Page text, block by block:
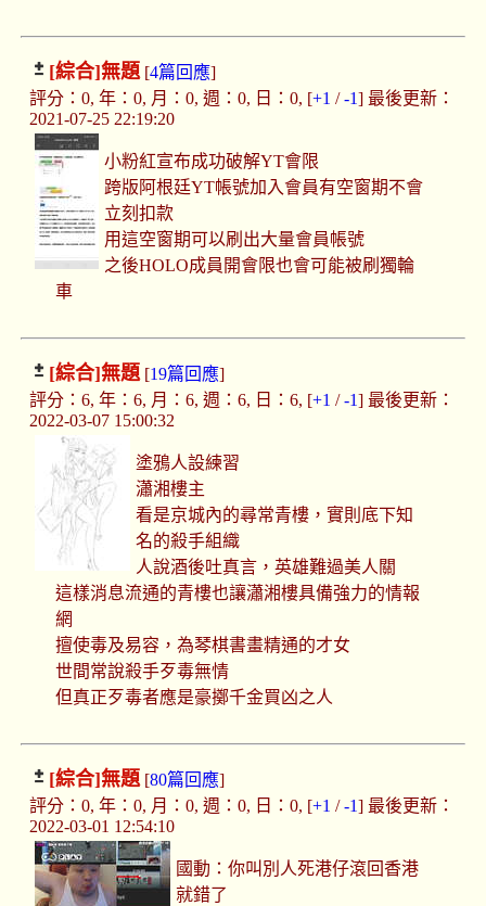
[綜合]無題[4篇回應]
評分：0, 年：0, 月：0, 週：0, 日：0, [+1 /-1] 最後更新：
2021-07-25 22:19:20
小粉紅宣布成功破解YT會限
跨版阿根廷YT帳號加入會員有空窗期不會
立刻扣款
用這空窗期可以刷出大量會員帳號
之後HOLO成員開會限也會可能被刷獨輪
車
[綜合]無題[19篇回應]
評分：6, 年：6, 月：6, 週：6, 日：6, [+1 /-1] 最後更新：
2022-03-07 15:00:32
塗鴉人設練習
瀟湘樓主
看是京城內的尋常青樓，實則底下知
名的殺手組織
人說酒後吐真言，英雄難過美人關
這樣消息流通的青樓也讓瀟湘樓具備強力的情報
網
擅使毒及易容，為琴棋書畫精通的才女
世間常說殺手歹毒無情
但真正歹毒者應是豪擲千金買凶之人
[綜合]無題[80篇回應]
評分：0, 年：0, 月：0, 週：0, 日：0, [+1 /-1] 最後更新：
2022-03-01 12:54:10
國動：你叫別人死港仔滾回香港
就錯了